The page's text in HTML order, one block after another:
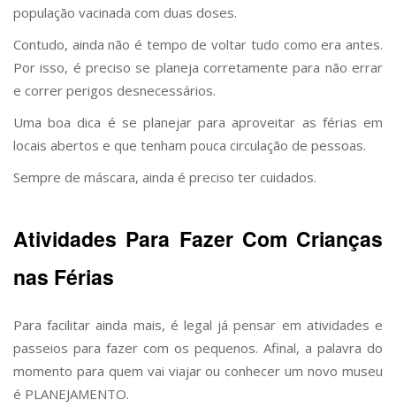
população vacinada com duas doses.
Contudo, ainda não é tempo de voltar tudo como era antes.
Por isso, é preciso se planeja corretamente para não errar
e correr perigos desnecessários.
Uma boa dica é se planejar para aproveitar as férias em
locais abertos e que tenham pouca circulação de pessoas.
Sempre de máscara, ainda é preciso ter cuidados.
Atividades Para Fazer Com Crianças
nas Férias
Para facilitar ainda mais, é legal já pensar em atividades e
passeios para fazer com os pequenos. Afinal, a palavra do
momento para quem vai viajar ou conhecer um novo museu
é PLANEJAMENTO.